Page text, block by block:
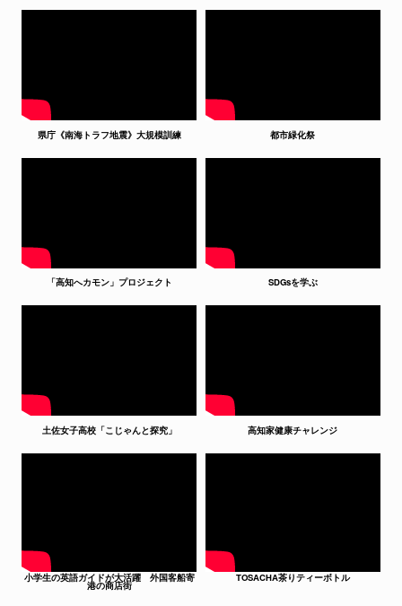
県庁《南海トラフ地震》大規模訓練 都市緑化祭
「高知へカモン」プロジェクト SDGsを学ぶ
土佐女子高校「こじゃんと探究」 高知家健康チャレンジ
小学生の英語ガイドが大活躍 外国客船寄
港の商店街
TOSACHA茶りティーボトル